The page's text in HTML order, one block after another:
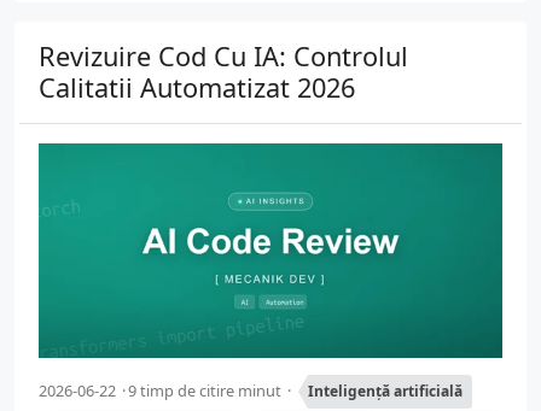
Revizuire Cod Cu IA: Controlul
Calitatii Automatizat 2026
2026-06-22 9 timp de citire minut Inteligență artificială